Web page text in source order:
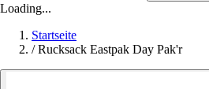
Loading...
Startseite
/ Rucksack Eastpak Day Pak'r